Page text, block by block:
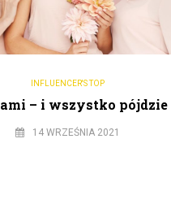
INFLUENCER'S TOP
– i wszystko pójdzie
14 WRZEŚNIA 2021